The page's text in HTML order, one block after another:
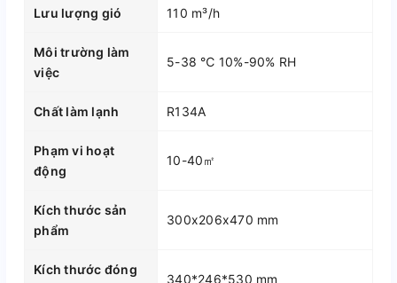
Lưu lượng gió 110 m³/h
Môi trường làm
việc
5-38 ℃ 10%-90% RH
Chất làm lạnh R134A
Phạm vi hoạt
động
10-40㎡
Kích thước sản
phẩm
300x206x470 mm
Kích thước đóng
340*246*530 mm